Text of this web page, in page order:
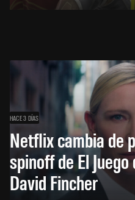
HACE 3 DÍAS
Netflix cambia de
spinoff de El
David Fincher